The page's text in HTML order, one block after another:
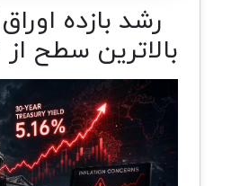
رشد بازده
بالاترین سطح از ۲۰۲۳ رسید